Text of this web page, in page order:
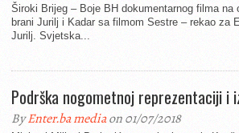
Široki Brijeg – Boje BH dokumentarnog filma na
brani Jurilj i Kadar sa filmom Sestre – rekao za
Jurilj. Svjetska...
Podrška nogometnoj reprezentaciji i
ByEnter.ba mediaon 01/07/2018